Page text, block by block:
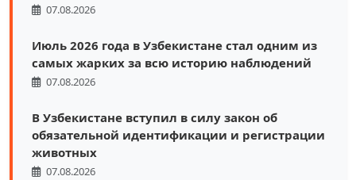
07.08.2026
Июль 2026 года в Узбекистане стал одним из
самых жарких за всю историю наблюдений
07.08.2026
В Узбекистане вступил в силу закон об
обязательной идентификации и регистрации
животных
07.08.2026